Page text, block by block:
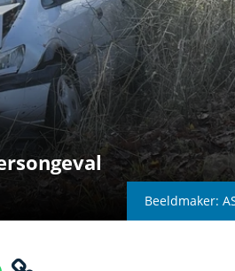
Beeldmaker: